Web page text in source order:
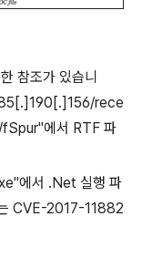
참조가 있습니
rece
에서 RTF 파
에서 .Net 실행 파
CVE-2017-11882